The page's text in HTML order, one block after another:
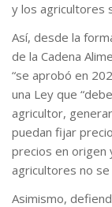
y los agricultores
Así, desde la
de la Cadena
“se aprobó en
una Ley que
agricultor,
puedan fijar
precios en origen
agricultores no
Asimismo,